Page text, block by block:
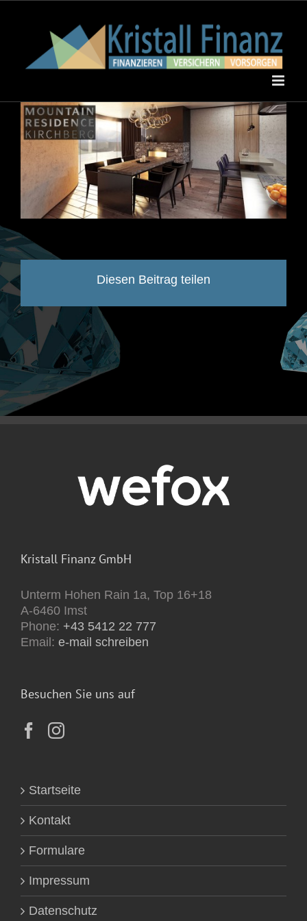
Diesen Beitrag teilen
Kristall Finanz GmbH
Unterm Hohen Rain 1a, Top 16+18
A-6460 Imst
Phone: +43 5412 22 777
Email: e-mail schreiben
Besuchen Sie uns auf
Startseite
Kontakt
Formulare
Impressum
Datenschutz